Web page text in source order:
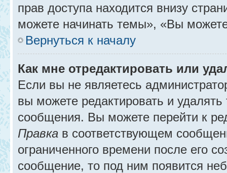
прав доступа находится внизу
можете начинать темы», «Вы
Вернуться к началу
Как мне отредактировать или
Если вы не являетесь
вы можете редактировать и
сообщения. Вы можете перейти к
Правка в соответствующем
ограниченного времени после его
сообщение, то под ним появится